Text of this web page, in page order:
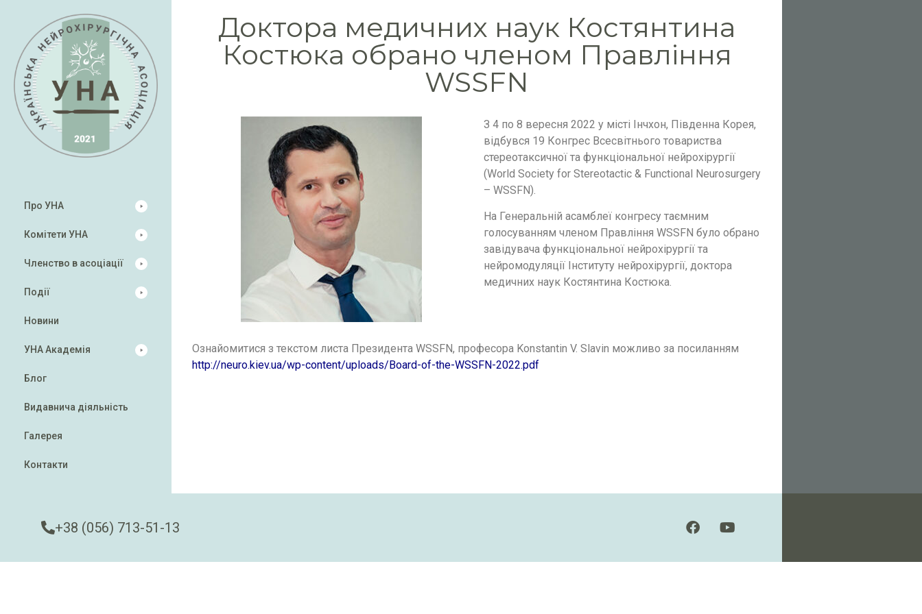
Про УНА
Комітети УНА
Членство в асоціації
Події
Новини
УНА Академія
Блог
Видавнича діяльність
Галерея
Контакти
Доктора медичних наук Костянтина
Костюка обрано членом Правління
WSSFN
З 4 по 8 вересня 2022 у місті Інчхон, Південна Корея,
відбувся 19 Конгрес Всесвітнього товариства
стереотаксичної та функціональної нейрохірургії
(World Society for Stereotactic & Functional Neurosurgery
– WSSFN).
На Генеральній асамблеї конгресу таємним
голосуванням членом Правління WSSFN було обрано
завідувача функціональної нейрохірургії та
нейромодуляції Інституту нейрохірургії, доктора
медичних наук Костянтина Костюка.
Ознайомитися з текстом листа Президента WSSFN, професора Konstantin V. Slavin можливо за посиланням
http://neuro.kiev.ua/wp-content/uploads/Board-of-the-WSSFN-2022.pdf
+38 (056) 713-51-13